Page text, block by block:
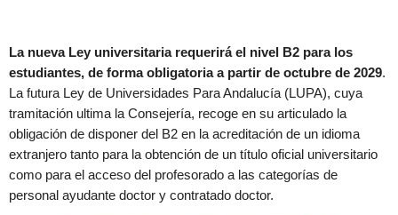
La nueva Ley universitaria requerirá el nivel B2 para los
estudiantes, de forma obligatoria a partir de octubre de 2029.
La futura Ley de Universidades Para Andalucía (LUPA), cuya
tramitación ultima la Consejería, recoge en su articulado la
obligación de disponer del B2 en la acreditación de un idioma
extranjero tanto para la obtención de un título oficial universitario
como para el acceso del profesorado a las categorías de
personal ayudante doctor y contratado doctor.